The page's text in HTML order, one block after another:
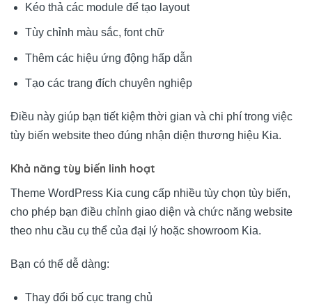
Kéo thả các module để tạo layout
Tùy chỉnh màu sắc, font chữ
Thêm các hiệu ứng động hấp dẫn
Tạo các trang đích chuyên nghiệp
Điều này giúp bạn tiết kiệm thời gian và chi phí trong việc
tùy biến website theo đúng nhận diện thương hiệu Kia.
Khả năng tùy biến linh hoạt
Theme WordPress Kia cung cấp nhiều tùy chọn tùy biến,
cho phép bạn điều chỉnh giao diện và chức năng website
theo nhu cầu cụ thể của đại lý hoặc showroom Kia.
Bạn có thể dễ dàng:
Thay đổi bố cục trang chủ